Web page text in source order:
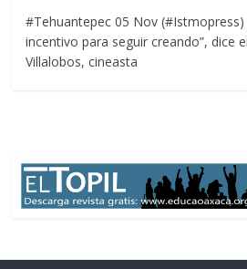
#Tehuantepec 05 Nov (#Istmopress)
incentivo para seguir creando”, dice
Villalobos, cineasta